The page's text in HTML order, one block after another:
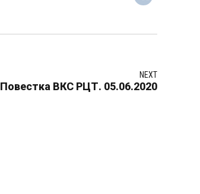
NEXT
Повестка ВКС РЦТ. 05.06.2020